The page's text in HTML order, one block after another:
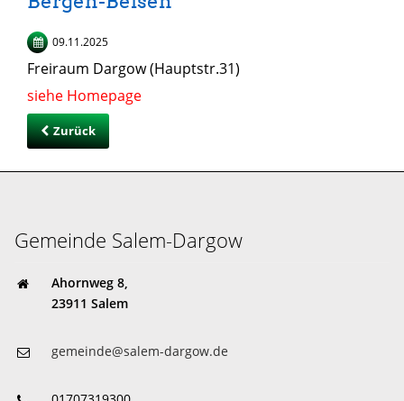
09.11.2025
Freiraum Dargow (Hauptstr.31)
siehe Homepage
Zurück
Gemeinde Salem-Dargow
Ahornweg 8,
23911 Salem
gemeinde@salem-dargow.de